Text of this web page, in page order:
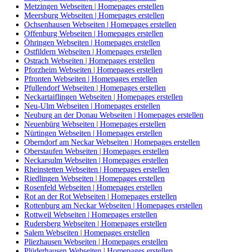
Metzingen Webseiten | Homepages erstellen
Meersburg Webseiten | Homepages erstellen
Ochsenhausen Webseiten | Homepages erstellen
Offenburg Webseiten | Homepages erstellen
Öhringen Webseiten | Homepages erstellen
Ostfildern Webseiten | Homepages erstellen
Ostrach Webseiten | Homepages erstellen
Pforzheim Webseiten | Homepages erstellen
Pfronten Webseiten | Homepages erstellen
Pfullendorf Webseiten | Homepages erstellen
Neckartaiflingen Webseiten | Homepages erstellen
Neu-Ulm Webseiten | Homepages erstellen
Neuburg an der Donau Webseiten | Homepages erstellen
Neuenbürg Webseiten | Homepages erstellen
Nürtingen Webseiten | Homepages erstellen
Oberndorf am Neckar Webseiten | Homepages erstellen
Oberstaufen Webseiten | Homepages erstellen
Neckarsulm Webseiten | Homepages erstellen
Rheinstetten Webseiten | Homepages erstellen
Riedlingen Webseiten | Homepages erstellen
Rosenfeld Webseiten | Homepages erstellen
Rot an der Rot Webseiten | Homepages erstellen
Rottenburg am Neckar Webseiten | Homepages erstellen
Rottweil Webseiten | Homepages erstellen
Rudersberg Webseiten | Homepages erstellen
Salem Webseiten | Homepages erstellen
Pliezhausen Webseiten | Homepages erstellen